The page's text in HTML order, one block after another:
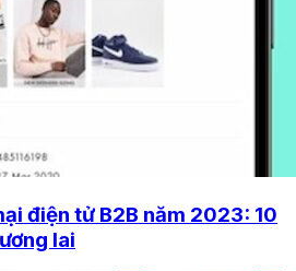
điện tử B2B năm 2023: 10
lai